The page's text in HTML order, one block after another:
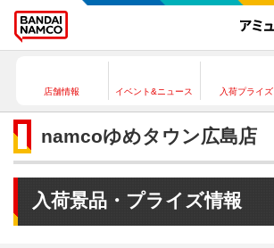
店舗情報 イベント&ニュース 入荷プライズ
namcoゆめタウン広島店
入荷景品・プライズ情報